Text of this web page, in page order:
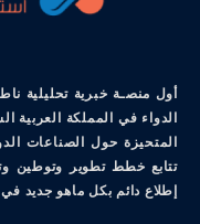
أول منصـة خبرية تحليلية
الدواء في المملكة العربية
المتحيزة حول الصناعات
تتابع خطط تطوير وتوطين
إطلاع دائم بكل ماهو جديد